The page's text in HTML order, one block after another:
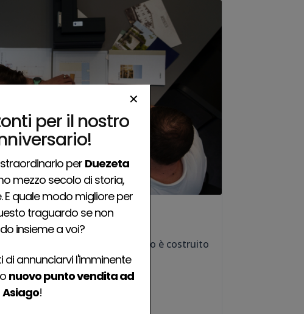
Su misura
ogni infisso che realizziamo è costruito
specificatamente per te
✕
per il nostro
per Duezeta
mezzo secolo di storia,
E quale modo migliore per
traguardo se non
insieme a voi?
di annunciarvi l'imminente
nuovo punto vendita ad
Asiago!